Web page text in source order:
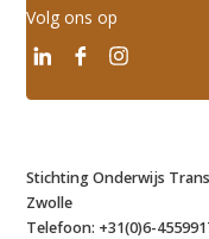
Volg ons op
Stichting Onderwijs
Zwolle
Telefoon: +31(0)6-